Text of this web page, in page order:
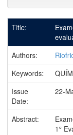
Title:
Authors:
Keywords:
Issue
Date:
22-
Abstract:
1°